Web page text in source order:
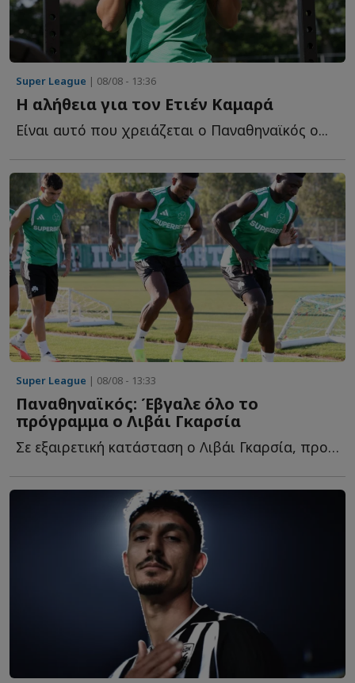
Super League | 08/08 - 13:36
Η αλήθεια για τον Ετιέν Καμαρά
Είναι αυτό που χρειάζεται ο Παναθηναϊκός ο...
Super League | 08/08 - 13:33
Παναθηναϊκός: Έβγαλε όλο το
πρόγραμμα ο Λιβάι Γκαρσία
Σε εξαιρετική κατάσταση ο Λιβάι Γκαρσία, προπονήθηκε κ...